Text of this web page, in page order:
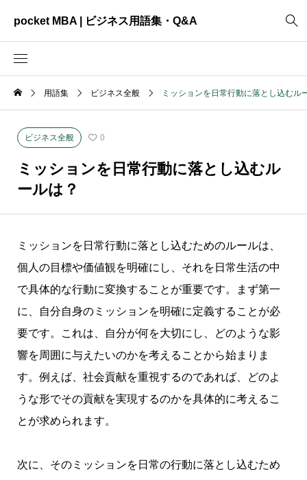
pocket MBA | ビジネス用語集・Q&A
ビジネス全般 2465
資料作成
創業計画
コンサルティング
用語集 ビジネス全般 ミッションを日常行動に落とし込むル
ビジネス全般 0
ミッションを日常行動に落とし込むル
ールは？
ミッションを日常行動に落とし込むためのルールは、
個人の目標や価値観を明確にし、それを日常生活の中
で具体的な行動に変換することが重要です。まず第一
に、自分自身のミッションを明確に定義することが必
要です。これは、自分が何を大切にし、どのような影
響を周囲に与えたいのかを考えることから始まりま
す。例えば、社会貢献を重視するのであれば、どのよ
うな形でその貢献を実現するのかを具体的に考えるこ
とが求められます。
次に、そのミッションを日常の行動に落とし込むため